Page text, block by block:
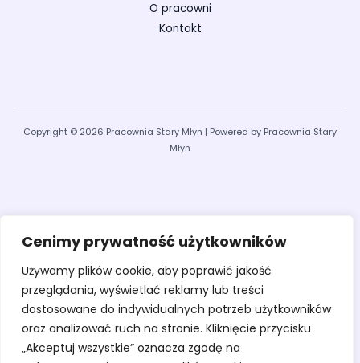
Cenimy prywatność użytkowników
Używamy plików cookie, aby poprawić jakość
przeglądania, wyświetlać reklamy lub treści
dostosowane do indywidualnych potrzeb użytkowników
oraz analizować ruch na stronie. Kliknięcie przycisku
„Akceptuj wszystkie” oznacza zgodę na
O pracowni
Kontakt
Copyright © 2026 Pracownia Stary Młyn | Powered by Pracownia Stary
Młyn